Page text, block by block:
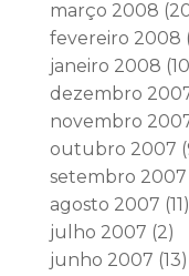
março 2008
fevereiro 2008
janeiro 2008
dezembro
novembro
outubro 2007
setembro 2007
agosto 2007 (11)
julho 2007 (2)
junho 2007 (13)